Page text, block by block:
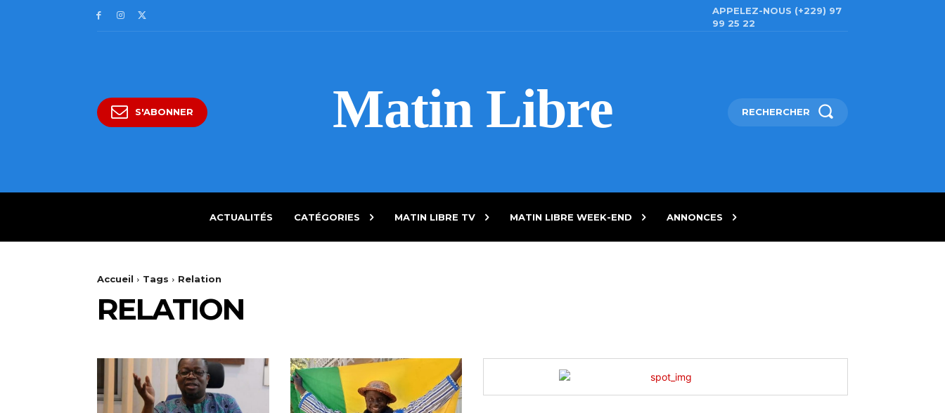
APPELEZ-NOUS (+229) 97
99 25 22
S'ABONNER Matin Libre RECHERCHER
ACTUALITÉS CATÉGORIES MATIN LIBRE TV MATIN LIBRE WEEK-END ANNONCES
Accueil Tags Relation
RELATION